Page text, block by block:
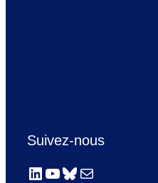
Suivez-nous
LinkedIn
YouTube
Bluesky
E-mail